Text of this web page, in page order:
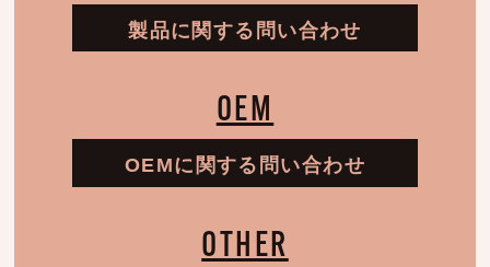
製品に関する問い合わせ
OEM
OEMに関する問い合わせ
OTHER